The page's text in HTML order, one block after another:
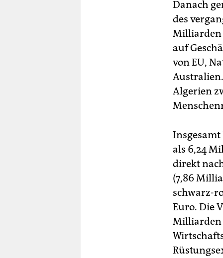
Danach
des
Milliarden
auf
von EU,
Algerien
Insgesamt
als 6,24
direkt
(7,86
schwarz-
Euro. Die
Milliarden